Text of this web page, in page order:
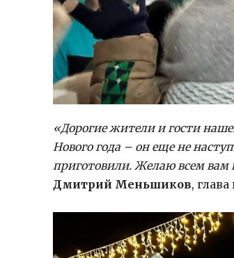
«Дорогие жители и гости
Нового года – он еще не
приготовили. Желаю всем вам
Дмитрий Меньшиков,